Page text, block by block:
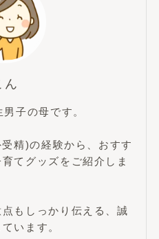
ん
子の母です。
精)の経験から、おすす
てグッズをご紹介しま
もしっかり伝える、誠
います。